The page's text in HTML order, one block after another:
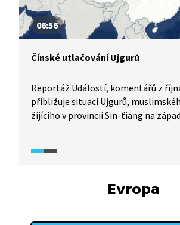
06:56
Čínské utlačování Ujgurů
Reportáž Událostí, komentářů z
přibližuje situaci Ujgurů,
žijícího v provincii Sin-ťiang na
V rozhovoru s představitelkou
„převýchovy", pracovních táborech,
mnozí Ujgurové zavíráni, a také o
Evropa